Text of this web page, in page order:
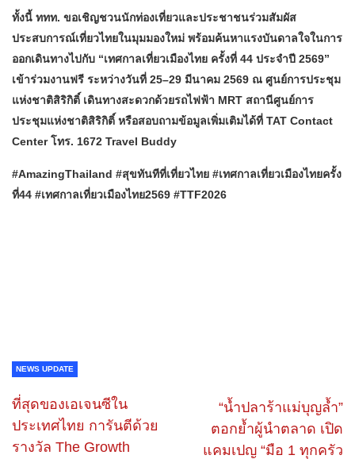
ทั้งนี้ ททท. ขอเชิญชวนนักท่องเที่ยวและประชาชนร่วมสัมผัส
ประสบการณ์เที่ยวไทยในมุมมองใหม่ พร้อมค้นหาแรงบันดาลใจในการ
ออกเดินทางไปกับ “เทศกาลเที่ยวเมืองไทย ครั้งที่ 44 ประจำปี 2569”
เข้าร่วมงานฟรี ระหว่างวันที่ 25–29 มีนาคม 2569 ณ ศูนย์การประชุม
แห่งชาติสิริกิติ์ เดินทางสะดวกด้วยรถไฟฟ้า MRT สถานีศูนย์การ
ประชุมแห่งชาติสิริกิติ์ หรือสอบถามข้อมูลเพิ่มเติมได้ที่ TAT Contact
Center โทร. 1672 Travel Buddy
#AmazingThailand #สุขทันทีที่เที่ยวไทย #เทศกาลเที่ยวเมืองไทยครั้ง
ที่44 #เทศกาลเที่ยวเมืองไทย2569 #TTF2026
NEWS UPDATE
ที่สุดของเอเจนซีใน
ประเทศไทย การันตีด้วย
รางวัล The Growth
“น้ำปลาร้าแม่บุญล้ำ”
ตอกย้ำผู้นำตลาด เปิด
แคมเปญ “มือ 1 ทุกครัว